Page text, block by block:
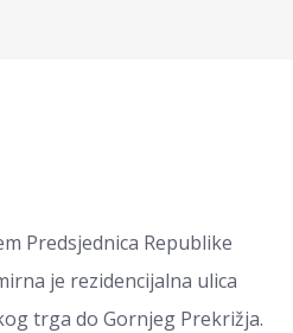
Predsjednica Republike
je rezidencijalna ulica
trga do Gornjeg Prekrižja.